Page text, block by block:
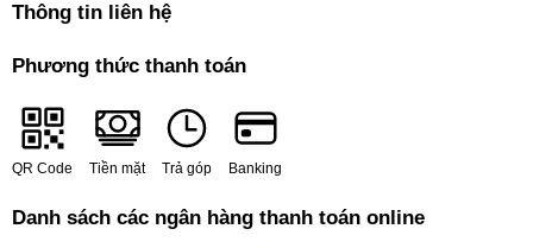
Thông tin liên hệ
Phương thức thanh toán
QR Code Tiền mặt Trả góp Banking
Danh sách các ngân hàng thanh toán online